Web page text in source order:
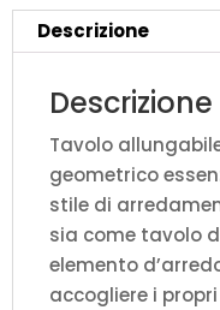
Descrizione
Descrizione
Tavolo
geometrico
stile di
sia come tavolo
elemento
accogliere i